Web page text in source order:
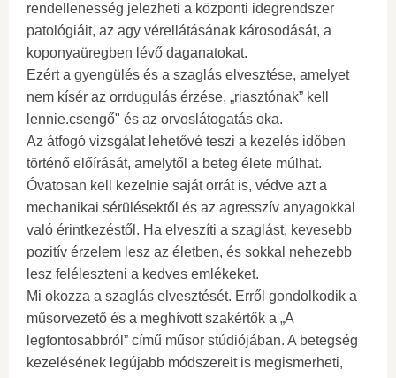
rendellenesség jelezheti a központi idegrendszer
patológiáit, az agy vérellátásának károsodását, a
koponyaüregben lévő daganatokat.
Ezért a gyengülés és a szaglás elvesztése, amelyet
nem kísér az orrdugulás érzése, „riasztónak” kell
lennie.csengő" és az orvoslátogatás oka.
Az átfogó vizsgálat lehetővé teszi a kezelés időben
történő előírását, amelytől a beteg élete múlhat.
Óvatosan kell kezelnie saját orrát is, védve azt a
mechanikai sérülésektől és az agresszív anyagokkal
való érintkezéstől. Ha elveszíti a szaglást, kevesebb
pozitív érzelem lesz az életben, és sokkal nehezebb
lesz feléleszteni a kedves emlékeket.
Mi okozza a szaglás elvesztését. Erről gondolkodik a
műsorvezető és a meghívott szakértők a „A
legfontosabbról” című műsor stúdiójában. A betegség
kezelésének legújabb módszereit is megismerheti,